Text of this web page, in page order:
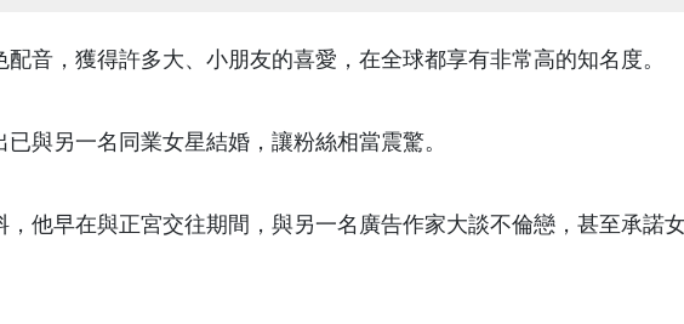
音，獲得許多大、小朋友的喜愛，在全球都享有非常高的知名度。
與另一名同業女星結婚，讓粉絲相當震驚。
，他早在與正宮交往期間，與另一名廣告作家大談不倫戀，甚至承諾